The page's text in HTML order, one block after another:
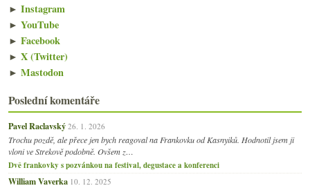
► Instagram
► YouTube
► Facebook
► X (Twitter)
► Mastodon
Poslední komentáře
Pavel Raclavský 26. 1. 2026
Trochu pozdě, ale přece jen bych reagoval na Frankovku od Kasnyiků. Hodnotil jsem ji
vloni ve Strekově podobně. Ovšem z…
Dvě frankovky s pozvánkou na festival, degustace a konferenci
William Vaverka 10. 12. 2025